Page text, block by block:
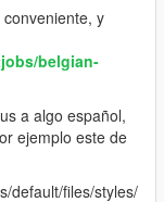
y
belgian-
a algo español,
ejemplo este de
default/files/styles/